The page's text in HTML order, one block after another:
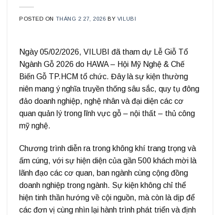
POSTED ON THÁNG 2 27, 2026 BY VILUBI
Ngày05/02/2026, VILUBI đã tham dự
Lễ Giỗ Tổ
Ngành Gỗ 2026 do HAWA – Hội Mỹ Nghệ & Chế
Biến Gỗ TP.HCM tổ chức. Đây là sự kiện thường
niên mang ý nghĩa truyền thống sâu sắc, quy tụ đông
đảo doanh nghiệp, nghệ nhân và đại diện các cơ
quan quản lý trong lĩnh vực gỗ – nội thất – thủ công
mỹ nghệ.
Chương trình diễn ra trong không khí trang trọng và
ấm cúng, với sự hiện diện của gần 500 khách mời là
lãnh đạo các cơ quan, ban ngành cùng cộng đồng
doanh nghiệp trong ngành. Sự kiện không chỉ thể
hiện tinh thần hướng về cội nguồn, mà còn là dịp để
các đơn vị cùng nhìn lại hành trình phát triển và định